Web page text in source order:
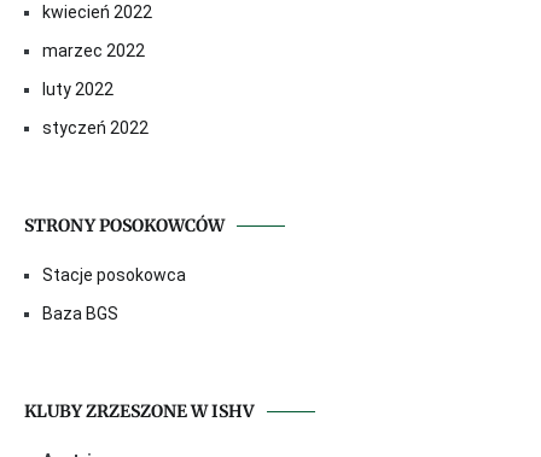
kwiecień 2022
marzec 2022
luty 2022
styczeń 2022
STRONY POSOKOWCÓW
Stacje posokowca
Baza BGS
KLUBY ZRZESZONE W ISHV